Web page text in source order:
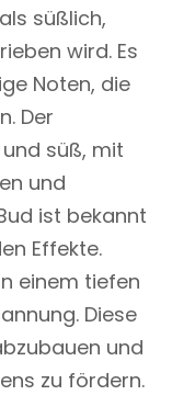
süßlich,
wird. Es
Noten, die
Der
süß, mit
und
ist bekannt
Effekte.
einem tiefen
Diese
und
zu fördern.